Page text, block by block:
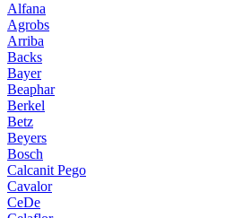
Alfana
Agrobs
Arriba
Backs
Bayer
Beaphar
Berkel
Betz
Beyers
Bosch
Calcanit Pego
Cavalor
CeDe